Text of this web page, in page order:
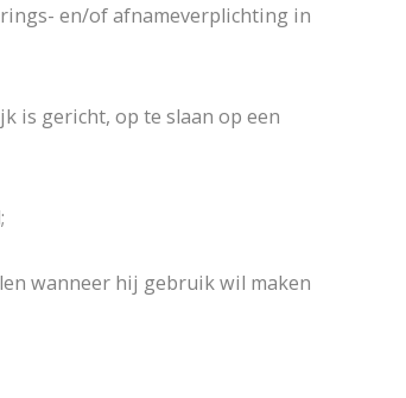
en/of afnameverplichting in
is gericht, op te slaan op een
wanneer hij gebruik wil maken